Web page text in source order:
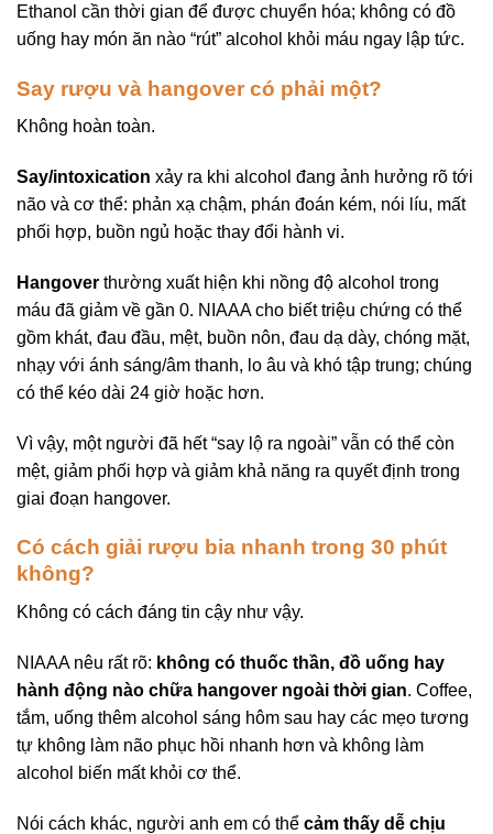
Ethanol cần thời gian để được chuyển hóa; không có đồ
uống hay món ăn nào “rút” alcohol khỏi máu ngay lập tức.
Say rượu và hangover có phải một?
Không hoàn toàn.
Say/intoxication xảy ra khi alcohol đang ảnh hưởng rõ tới
não và cơ thể: phản xạ chậm, phán đoán kém, nói líu, mất
phối hợp, buồn ngủ hoặc thay đổi hành vi.
Hangover thường xuất hiện khi nồng độ alcohol trong
máu đã giảm về gần 0. NIAAA cho biết triệu chứng có thể
gồm khát, đau đầu, mệt, buồn nôn, đau dạ dày, chóng mặt,
nhạy với ánh sáng/âm thanh, lo âu và khó tập trung; chúng
có thể kéo dài 24 giờ hoặc hơn.
Vì vậy, một người đã hết “say lộ ra ngoài” vẫn có thể còn
mệt, giảm phối hợp và giảm khả năng ra quyết định trong
giai đoạn hangover.
Có cách giải rượu bia nhanh trong 30 phút
không?
Không có cách đáng tin cậy như vậy.
NIAAA nêu rất rõ: không có thuốc thần, đồ uống hay
hành động nào chữa hangover ngoài thời gian. Coffee,
tắm, uống thêm alcohol sáng hôm sau hay các mẹo tương
tự không làm não phục hồi nhanh hơn và không làm
alcohol biến mất khỏi cơ thể.
Nói cách khác, người anh em có thể cảm thấy dễ chịu